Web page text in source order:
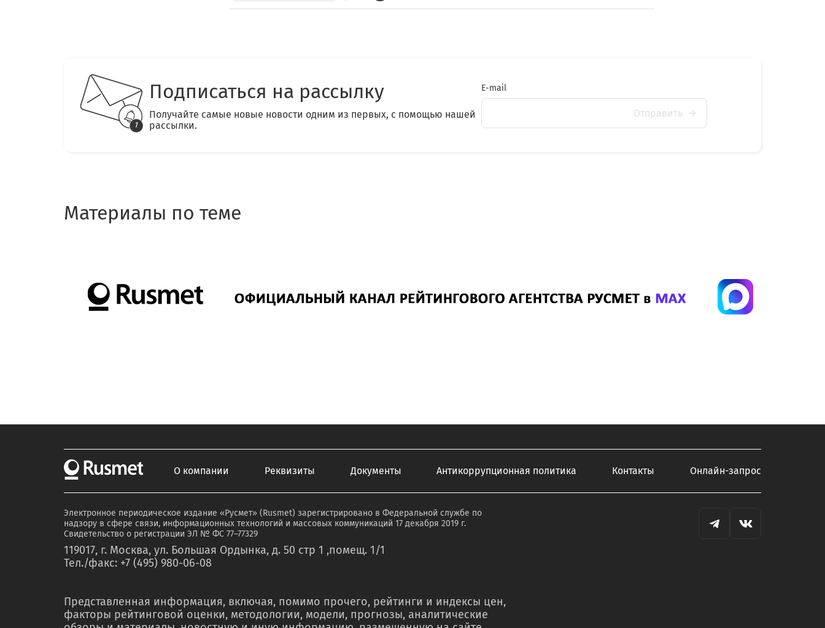
Подписаться на рассылку
Получайте самые новые новости одним из первых, с помощью нашей
рассылки.
E-mail
Отправить
Материалы по теме
О компании Реквизиты Документы Антикоррупционная политика Контакты Онлайн-запрос
Электронное периодическое издание «Русмет» (Rusmet) зарегистрировано в Федеральной службе по
надзору в сфере связи, информационных технологий и массовых коммуникаций 17 декабря 2019 г.
Свидетельство о регистрации ЭЛ № ФС 77–77329
119017, г. Москва, ул. Большая Ордынка, д. 50 стр 1 ,помещ. 1/1
Тел./факс: +7 (495) 980-06-08
Представленная информация, включая, помимо прочего, рейтинги и индексы цен,
факторы рейтинговой оценки, методологии, модели, прогнозы, аналитические